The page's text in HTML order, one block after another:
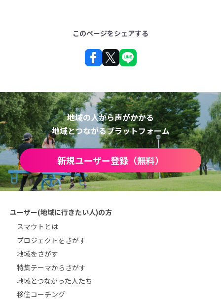
このページをシェアする
地域の人から声がかかる
地域とつながるプラットフォーム
新規ユーザー登録（無料）
ユーザー(地域に行きたい人)の方
スマウトとは
プロジェクトをさがす
地域をさがす
特集テーマからさがす
地域とつながった人たち
移住コーチング